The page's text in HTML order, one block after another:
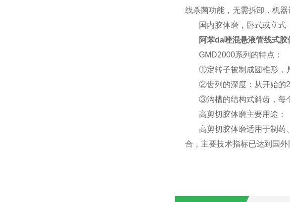
线杀菌功能，无需拆卸，机
国内胶体磨，卧式或立式
阿苯da唑混悬液管线式胶
GMD2000系列的特点：
①定转子被制成圆椎形，
②齿列的深度：从开始的
③沟槽的结构式斜齿，每
高剪切胶体磨主要用途：
高剪切胶体磨适用于制药
合，主要技术指标已达到国外